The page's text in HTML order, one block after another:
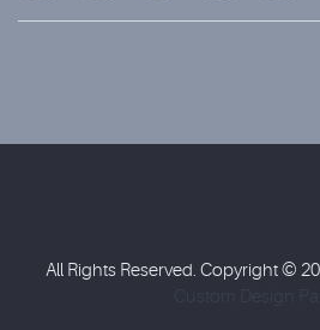
All Rights Reserved. Copyright ©